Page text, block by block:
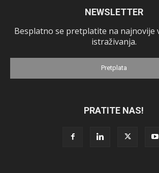
NEWSLETTER
Besplatno se pretplatite na najnovije
istraživanja.
Pretplata
PRATITE NAS!